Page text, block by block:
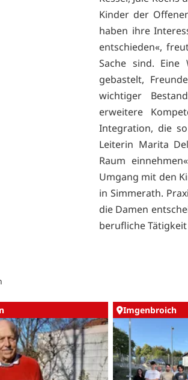
Kinder der
haben ihre
entschieden«,
Sache sind.
gebastelt,
wichtiger
erweitere
Integration, die
Leiterin Marita
Raum
Umgang mit den
in Simmerath.
die Damen
berufliche
Imgenbroich